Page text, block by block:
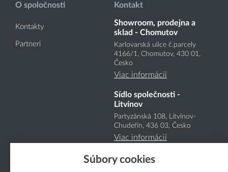
O spoločnosti
Kontakty
Partneri
Kontakt
Showroom, prodejna a
sklad - Chomutov
Karlovarská ulice č.parcely
4166/1, Chomutov, 430 01,
Česko
Viac informácií
Sídlo společnosti -
Litvínov
Partyzánská 108, Litvínov-
Chudeřín, 436 03, Česko
Viac informácií
Súbory cookies